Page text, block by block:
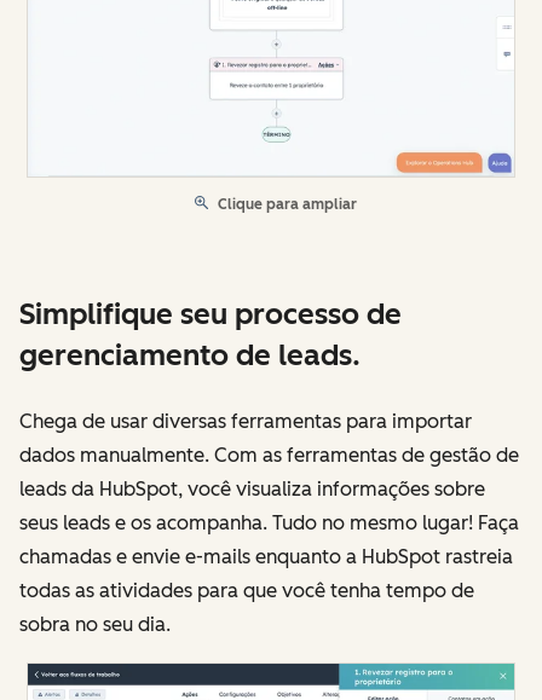
Clique para ampliar
Simplifique seu processo de
gerenciamento de leads.
Chega de usar diversas ferramentas para importar
dados manualmente. Com as ferramentas de gestão de
leads da HubSpot, você visualiza informações sobre
seus leads e os acompanha. Tudo no mesmo lugar! Faça
chamadas e envie e-mails enquanto a HubSpot rastreia
todas as atividades para que você tenha tempo de
sobra no seu dia.